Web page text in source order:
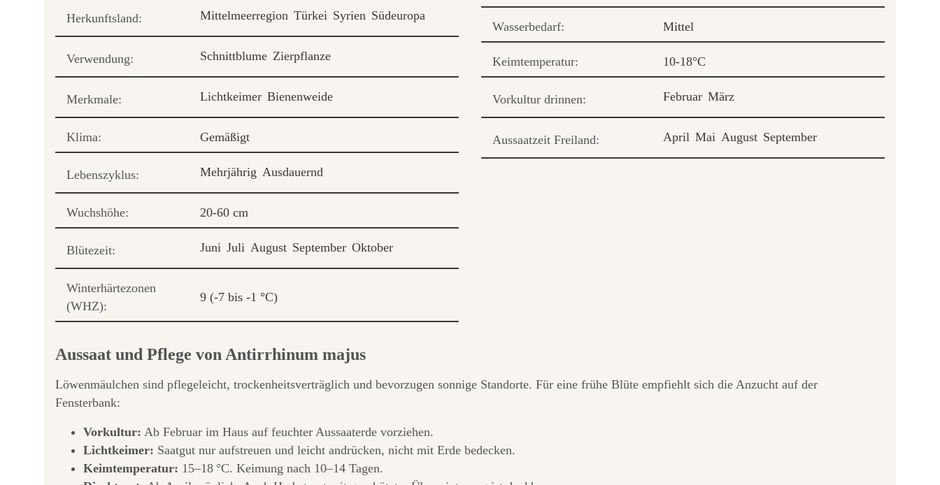
Herkunftsland: Mittelmeerregion Türkei Syrien Südeuropa
Verwendung: Schnittblume Zierpflanze
Merkmale: Lichtkeimer Bienenweide
Klima: Gemäßigt
Lebenszyklus: Mehrjährig Ausdauernd
Wuchshöhe: 20-60 cm
Blütezeit: Juni Juli August September Oktober
Winterhärtezonen
(WHZ):
9 (-7 bis -1 °C)
Wasserbedarf: Mittel
Keimtemperatur: 10-18°C
Vorkultur drinnen: Februar März
Aussaatzeit Freiland: April Mai August September
Aussaat und Pflege von Antirrhinum majus
Löwenmäulchen sind pflegeleicht, trockenheitsverträglich und bevorzugen sonnige Standorte. Für eine frühe Blüte empfiehlt sich die Anzucht auf der
Fensterbank:
Vorkultur: Ab Februar im Haus auf feuchter Aussaaterde vorziehen.
Lichtkeimer: Saatgut nur aufstreuen und leicht andrücken, nicht mit Erde bedecken.
Keimtemperatur: 15–18 °C. Keimung nach 10–14 Tagen.